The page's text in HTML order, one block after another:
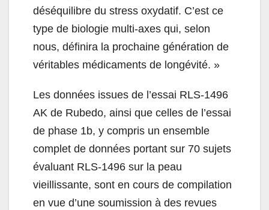
déséquilibre du stress oxydatif. C’est ce
type de biologie multi-axes qui, selon
nous, définira la prochaine génération de
véritables médicaments de longévité. »
Les données issues de l’essai RLS-1496
AK de Rubedo, ainsi que celles de l’essai
de phase 1b, y compris un ensemble
complet de données portant sur 70 sujets
évaluant RLS-1496 sur la peau
vieillissante, sont en cours de compilation
en vue d’une soumission à des revues